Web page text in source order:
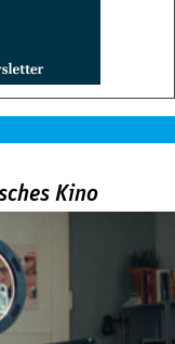
Kino